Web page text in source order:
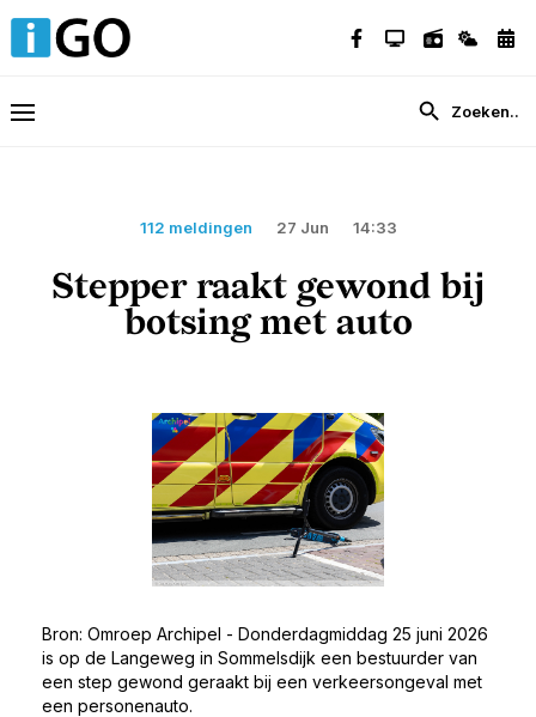
112 meldingen 27 Jun 14:33
Stepper raakt gewond bij
botsing met auto
Bron: Omroep Archipel - Donderdagmiddag 25 juni 2026
is op de Langeweg in Sommelsdijk een bestuurder van
een step gewond geraakt bij een verkeersongeval met
een personenauto.